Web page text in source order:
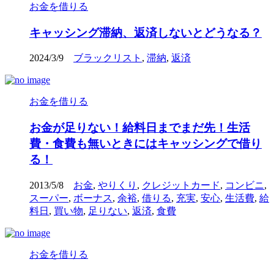
お金を借りる
キャッシング滞納、返済しないとどうなる？
2024/3/9 ブラックリスト , 滞納, 返済
お金を借りる
お金が足りない！給料日までまだ先！生活
費・食費も無いときにはキャッシングで借り
る！
2013/5/8 お金, やりくり , クレジットカード, コンビニ,
スーパー, ボーナス, 余裕, 借りる, 充実, 安心, 生活費, 給
料日 , 買い物, 足りない, 返済, 食費
お金を借りる